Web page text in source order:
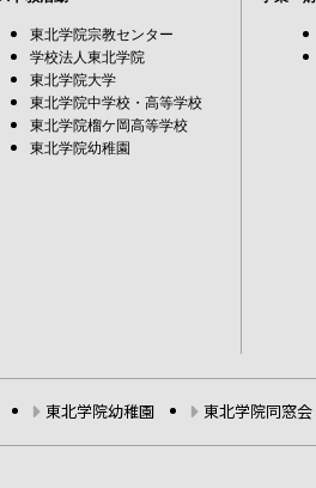
東北学院宗教センター
学校法人東北学院
東北学院大学
東北学院中学校・高等学校
東北学院榴ケ岡高等学校
東北学院幼稚園
東北学院幼稚園 東北学院同窓会